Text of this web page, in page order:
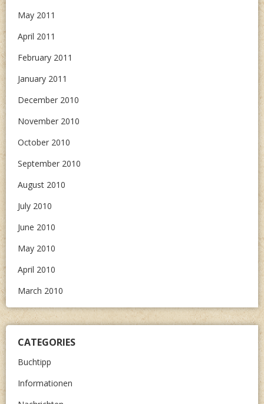
May 2011
April 2011
February 2011
January 2011
December 2010
November 2010
October 2010
September 2010
August 2010
July 2010
June 2010
May 2010
April 2010
March 2010
CATEGORIES
Buchtipp
Informationen